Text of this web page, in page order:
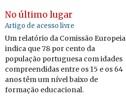
No último lugar
Artigo de acesso livre
Um relatório da Comissão Europeia
indica que 78 por cento da
população portuguesa com idades
compreendidas entre os 15 e os 64
anos têm um nível baixo de
formação educacional.